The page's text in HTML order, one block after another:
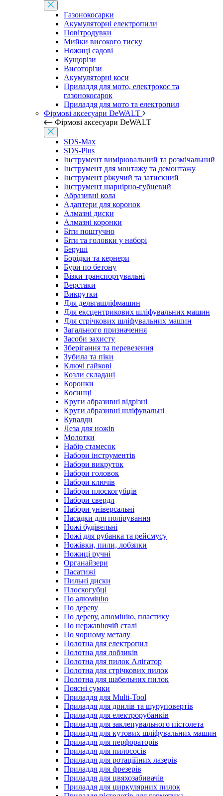
Газонокосарки
Акумуляторні електропили
Повітродувки
Мийки високого тиску
Ножиці садові
Кущорізи
Висоторізи
Акумуляторні коси
Приладдя для мото, електрокос та
газонокосарок
Приладдя для мото та електропил
Фірмові аксесуари DeWALT
Фірмові аксесуари DeWALT
SDS-Max
SDS-Plus
Інструмент вимірювальний та розмічальний
Інструмент для монтажу та демонтажу
Інструмент ріжучий та затискний
Інструмент шарнірно-губцевий
Абразивні кола
Адаптери для коронок
Алмазні диски
Алмазні коронки
Біти поштучно
Біти та головки у наборі
Беруші
Борідки та кернери
Бури по бетону
Візки транспортувальні
Верстаки
Викрутки
Для дельташліфмашин
Для ексцентрикових шліфувальних машин
Для стрічкових шліфувальних машин
Загального призначення
Засоби захисту
Зберігання та перевезення
Зубила та піки
Ключі гайкові
Козли складані
Коронки
Косинці
Круги абразивні відрізні
Круги абразивні шліфувальні
Кувалди
Леза для ножів
Молотки
Набір стамесок
Набори інструментів
Набори викруток
Набори головок
Набори ключів
Набори плоскогубців
Набори свердл
Набори універсальні
Насадки для полірування
Ножі будівельні
Ножі для рубанка та рейсмусу
Ножівки, пили, лобзики
Ножиці ручні
Органайзери
Пасатижі
Пильні диски
Плоскогубці
По алюмінію
По дереву
По дереву, алюмінію, пластику
По нержавіючій сталі
По чорному металу
Полотна для електропил
Полотна для лобзиків
Полотна для пилок Алігатор
Полотна для стрічкових пилок
Полотна для шабельних пилок
Поясні сумки
Приладдя для Multi-Tool
Приладдя для дрилів та шуруповертів
Приладдя для електрорубанків
Приладдя для заклепувального пістолета
Приладдя для кутових шліфувальних машин
Приладдя для перфораторів
Приладдя для пилососів
Приладдя для ротаційних лазерів
Приладдя для фрезерів
Приладдя для цвяхозабивачів
Приладдя для циркулярних пилок